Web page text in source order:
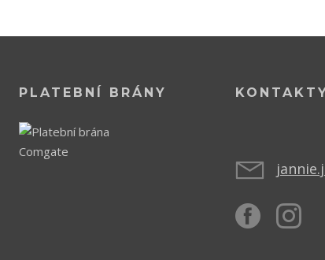
PLATEBNÍ BRÁNY